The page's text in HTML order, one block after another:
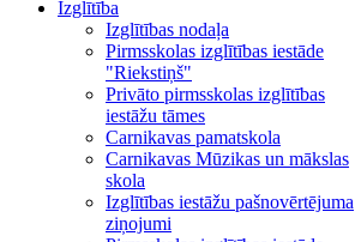
Izglītība
Izglītības nodaļa
Pirmsskolas izglītības iestāde
"Riekstiņš"
Privāto pirmsskolas izglītības
iestāžu tāmes
Carnikavas pamatskola
Carnikavas Mūzikas un mākslas
skola
Izglītības iestāžu pašnovērtējuma
ziņojumi